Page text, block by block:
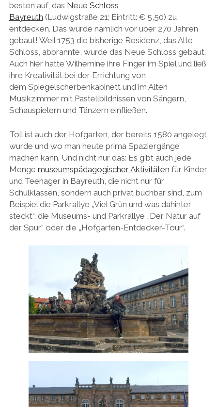
besten auf, das Neue Schloss
Bayreuth (Ludwigstraße 21; Eintritt: € 5,50) zu
entdecken. Das wurde nämlich vor über 270 Jahren
gebaut! Weil 1753 die bisherige Residenz, das Alte
Schloss, abbrannte, wurde das Neue Schloss gebaut.
Auch hier hatte Wilhemine ihre Finger im Spiel und ließ
ihre Kreativität bei der Errichtung von
dem Spiegelscherbenkabinett und im Alten
Musikzimmer mit Pastellbildnissen von Sängern,
Schauspielern und Tänzern einfließen.
Toll ist auch der Hofgarten, der bereits 1580 angelegt
wurde und wo man heute prima Spaziergänge
machen kann. Und nicht nur das: Es gibt auch jede
Menge museumspädagogischer Aktivitäten für Kinder
und Teenager in Bayreuth, die nicht nur für
Schulklassen, sondern auch privat buchbar sind, zum
Beispiel die Parkrallye „Viel Grün und was dahinter
steckt“, die Museums- und Parkrallye „Der Natur auf
der Spur“ oder die „Hofgarten-Entdecker-Tour“.